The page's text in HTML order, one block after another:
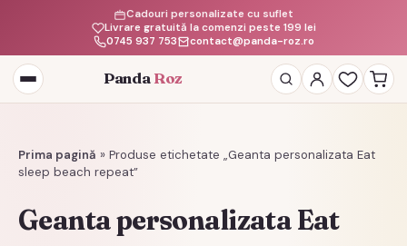
Livrare gratuită la comenzi peste 199 lei
Cadouri personalizate cu suflet
0745 937 753
contact@panda-roz.ro
Deschide
meniul
Panda Roz
Prima pagină » Produse etichetate „Geanta personalizata Eat
sleep beach repeat”
Geanta personalizata Eat